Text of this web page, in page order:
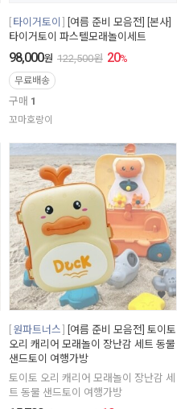
타이거토이
[여름 준비 모음전] [본사]
타이거토이 파스텔모래놀이세트
98,000원 122,500원 20%
무료배송
구매 1
꼬마호랑이
원파트너스
[여름 준비 모음전] 토이토
오리 캐리어 모래놀이 장난감 세트 동물
샌드토이 여행가방
토이토 오리 캐리어 모래놀이 장난감 세
트 동물 샌드토이 여행가방